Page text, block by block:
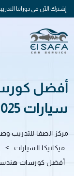
إشترك الآن في دوراتنا
أفضل
سيارات 2025
مركز الصفا للتدريب
ميكانيكا السيارات >
أفضل كورسات هندسة